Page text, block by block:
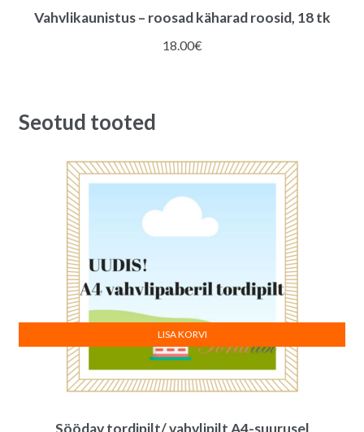
Vahvlikaunistus – roosad käharad roosid, 18 tk
18.00€
Seotud tooted
LISA KORVI